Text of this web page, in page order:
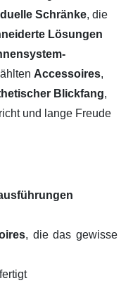
Schränke, die
Lösungen
Accessoires,
Blickfang,
und lange Freude
, die das gewisse